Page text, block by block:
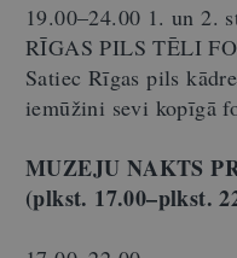
19.00–24.00 1. un 2.
RĪGAS PILS TĒLI
Satiec Rīgas pils
iemūžini sevi kopīgā
MUZEJU NAKTS
(plkst. 17.00–plkst.